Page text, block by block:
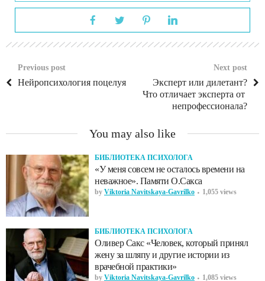
Previous post
Нейропсихология поцелуя
Next post
Эксперт или дилетант?
Что отличает эксперта от
непрофессионала?
You may also like
БИБЛИОТЕКА ПСИХОЛОГА
«У меня совсем не осталось времени на
неважное». Памяти О.Сакса
by Viktoria Navitskaya-Gavrilko 1,055 views
БИБЛИОТЕКА ПСИХОЛОГА
Оливер Сакс «Человек, который принял
жену за шляпу и другие истории из
врачебной практики»
by Viktoria Navitskaya-Gavrilko 1,085 views